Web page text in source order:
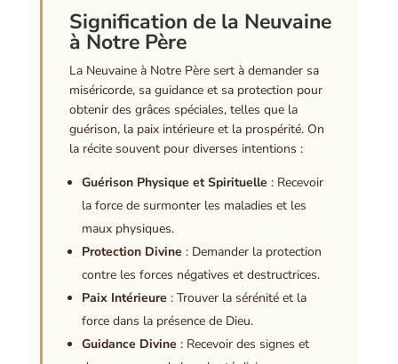
Signification de la Neuvaine
à Notre Père
La Neuvaine à Notre Père sert à demander sa
miséricorde, sa guidance et sa protection pour
obtenir des grâces spéciales, telles que la
guérison, la paix intérieure et la prospérité. On
la récite souvent pour diverses intentions :
Guérison Physique et Spirituelle : Recevoir
la force de surmonter les maladies et les
maux physiques.
Protection Divine : Demander la protection
contre les forces négatives et destructrices.
Paix Intérieure : Trouver la sérénité et la
force dans la présence de Dieu.
Guidance Divine : Recevoir des signes et